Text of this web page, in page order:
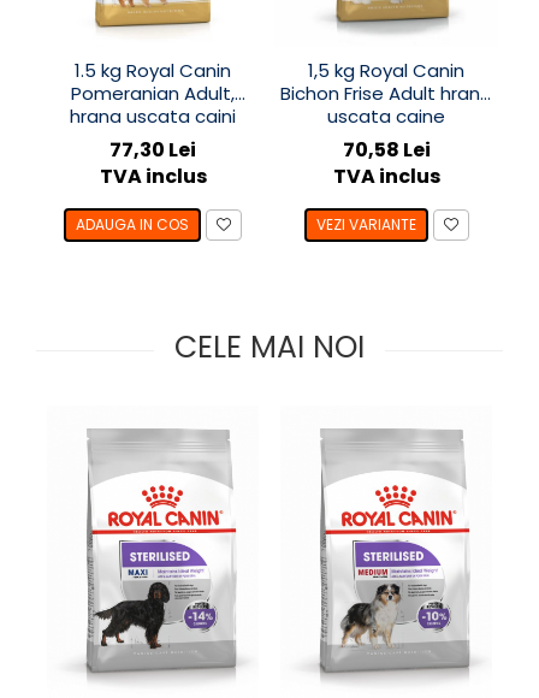
SUPLIMENTE
Suport Digestiv
1.5 kg Royal Canin
Pomeranian Adult,
hrana uscata caini
77,30 Lei
TVA inclus
ADAUGA IN COS
1,5 kg Royal Canin
Bichon Frise Adult hrana
uscata caine
70,58 Lei
TVA inclus
VEZI VARIANTE
CELE MAI NOI